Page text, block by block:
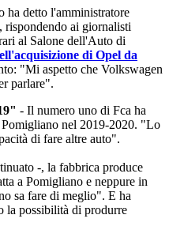
ha detto l'amministratore
rispondendo ai giornalisti
al Salone dell'Auto di
di Opel da
"Mi aspetto che Volkswagen
parlare".
- Il numero uno di Fca ha
Pomigliano nel 2019-2020. "Lo
di fare altre auto".
-, la fabbrica produce
a Pomigliano e neppure in
sa fare di meglio". E ha
la possibilità di produrre